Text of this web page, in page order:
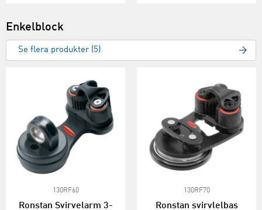
Enkelblock
Se flera produkter (5)
130RF60
Ronstan Svirvelarm 3-
130RF70
Ronstan svirvlelbas